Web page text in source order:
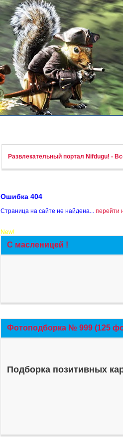
Развлекательный портал Nifdugu! -
Ошибка 404
Страница на сайте не найдена... перейти
New!
С масленицей !
Фотоподборка № 999 (125
Подборка позитивных